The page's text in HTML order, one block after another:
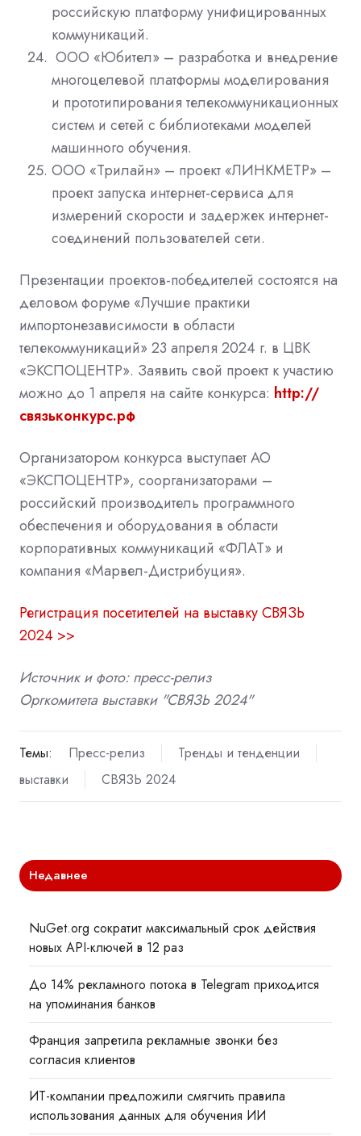
российскую платформу унифицированных
коммуникаций.
ООО «Юбител» – разработка и внедрение
многоцелевой платформы моделирования
и прототипирования телекоммуникационных
систем и сетей с библиотеками моделей
машинного обучения.
ООО «Трилайн» – проект «ЛИНКМЕТР» –
проект запуска интернет-сервиса для
измерений скорости и задержек интернет-
соединений пользователей сети.
Презентации проектов-победителей состоятся на
деловом форуме «Лучшие практики
импортонезависимости в области
телекоммуникаций» 23 апреля 2024 г. в ЦВК
«ЭКСПОЦЕНТР». Заявить свой проект к участию
можно до 1 апреля на сайте конкурса: http://
связьконкурс.рф
Организатором конкурса выступает АО
«ЭКСПОЦЕНТР», соорганизаторами –
российский производитель программного
обеспечения и оборудования в области
корпоративных коммуникаций «ФЛАТ» и
компания «Марвел-Дистрибуция».
Регистрация посетителей на выставку СВЯЗЬ
2024 >>
Источник и фото: пресс-релиз
Оргкомитетавыставки "СВЯЗЬ 2024"
Темы: Пресс-релиз
Тренды и тенденции
выставки
СВЯЗЬ 2024
Недавнее
NuGet.org сократит максимальный срок действия
новых API-ключей в 12 раз
До 14% рекламного потока в Telegram приходится
на упоминания банков
Франция запретила рекламные звонки без
согласия клиентов
ИТ-компании предложили смягчить правила
использования данных для обучения ИИ